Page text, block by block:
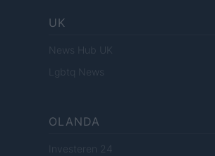
UK
News Hub UK
Lgbtq News
OLANDA
Investeren 24